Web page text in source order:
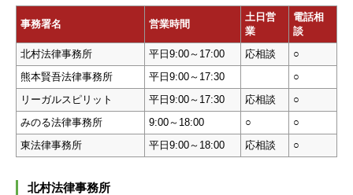
事務署名 営業時間
土日営
業
電話相
談
北村法律事務所
平日9:00～17:00 応相談
○
熊本賢吾法律事務所
平日9:00～17:30
○
リーガルスピリット
平日9:00～17:30 応相談
○
みのる法律事務所
9:00～18:00 ○
○
東法律事務所
平日9:00～18:00 応相談 ○
北村法律事務所